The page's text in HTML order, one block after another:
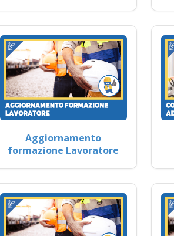
Aggiornamento
formazione Lavoratore